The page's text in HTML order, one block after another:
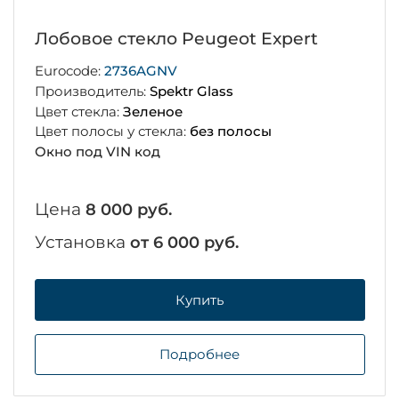
Лобовое стекло Peugeot Expert
Eurocode: 2736AGNV
Производитель: Spektr Glass
Цвет стекла: Зеленое
Цвет полосы у стекла: без полосы
Окно под VIN код
Цена 8 000 руб.
Установка от 6 000 руб.
Купить
Подробнее